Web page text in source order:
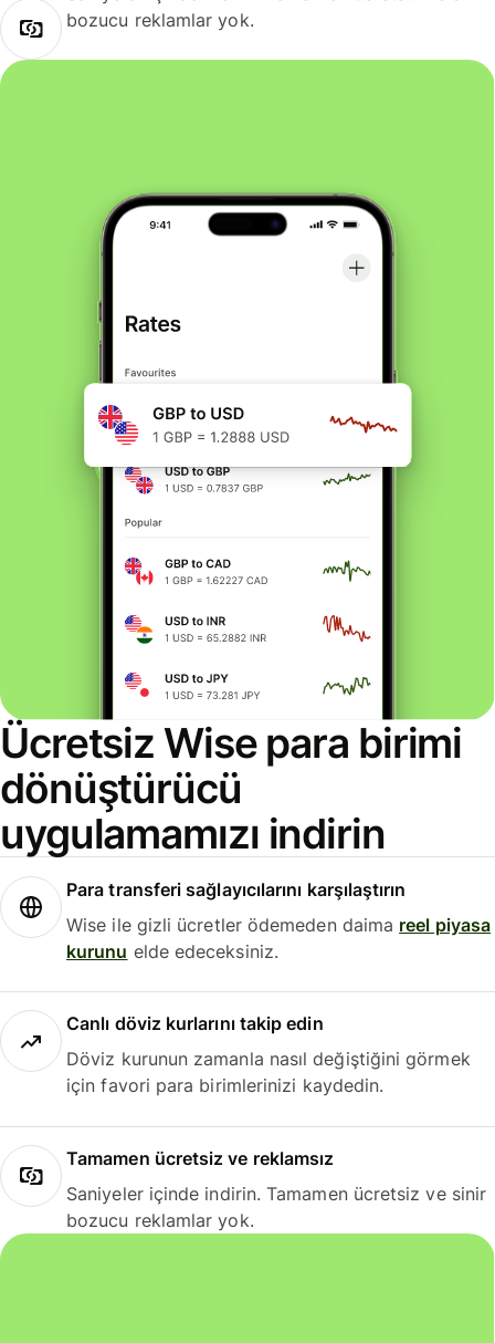
bozucu reklamlar yok.
Ücretsiz Wise para birimi
dönüştürücü
uygulamamızı indirin
Para transferi sağlayıcılarını karşılaştırın
Wise ile gizli ücretler ödemeden daima reel piyasa
kurunu elde edeceksiniz.
Canlı döviz kurlarını takip edin
Döviz kurunun zamanla nasıl değiştiğini görmek
için favori para birimlerinizi kaydedin.
Tamamen ücretsiz ve reklamsız
Saniyeler içinde indirin. Tamamen ücretsiz ve sinir
bozucu reklamlar yok.